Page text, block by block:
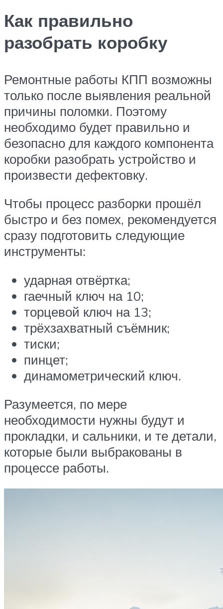
Как правильно
разобрать коробку
Ремонтные работы КПП возможны
только после выявления реальной
причины поломки. Поэтому
необходимо будет правильно и
безопасно для каждого компонента
коробки разобрать устройство и
произвести дефектовку.
Чтобы процесс разборки прошёл
быстро и без помех, рекомендуется
сразу подготовить следующие
инструменты:
ударная отвёртка;
гаечный ключ на 10;
торцевой ключ на 13;
трёхзахватный съёмник;
тиски;
пинцет;
динамометрический ключ.
Разумеется, по мере
необходимости нужны будут и
прокладки, и сальники, и те детали,
которые были выбракованы в
процессе работы.